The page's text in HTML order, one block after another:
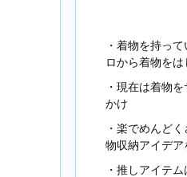
・着物を持っ
ロから着物をは
・現在は着物
かけ
・楽でめんど
物収納アイデア
・推しアイテ